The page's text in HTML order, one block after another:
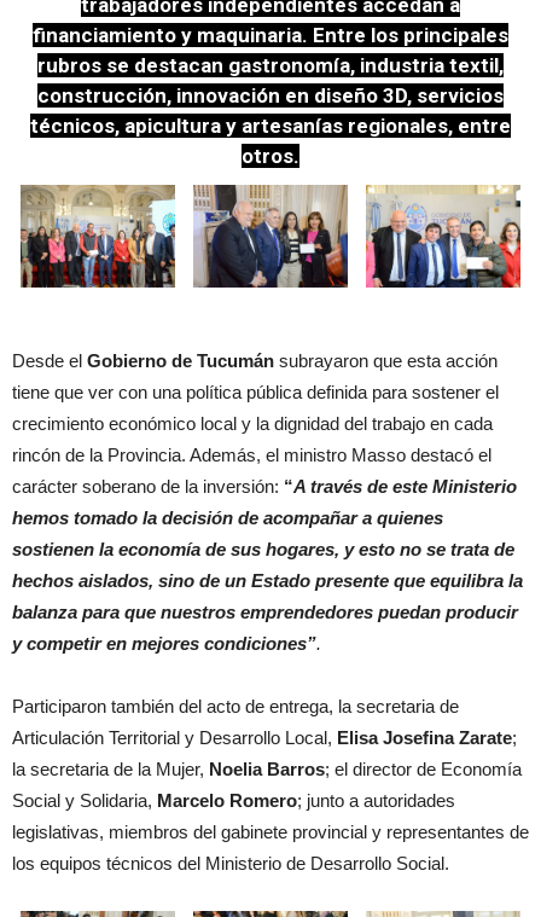
financiamiento y maquinaria. Entre los principales
rubros se destacan gastronomía, industria textil,
construcción, innovación en diseño 3D, servicios
técnicos, apicultura y artesanías regionales, entre
otros.
Desde el Gobierno de Tucumán subrayaron que esta acción
tiene que ver con una política pública definida para sostener el
crecimiento económico local y la dignidad del trabajo en cada
rincón de la Provincia. Además, el ministro Masso destacó el
carácter soberano de la inversión: “A través de este Ministerio
hemos tomado la decisión de acompañar a quienes
sostienen la economía de sus hogares, y esto no se trata de
hechos aislados, sino de un Estado presente que equilibra la
balanza para que nuestros emprendedores puedan producir
y competir en mejores condiciones”.
Participaron también del acto de entrega, la secretaria de
Articulación Territorial y Desarrollo Local, Elisa Josefina Zarate;
la secretaria de la Mujer, Noelia Barros; el director de Economía
Social y Solidaria, Marcelo Romero; junto a autoridades
legislativas, miembros del gabinete provincial y representantes de
los equipos técnicos del Ministerio de Desarrollo Social.